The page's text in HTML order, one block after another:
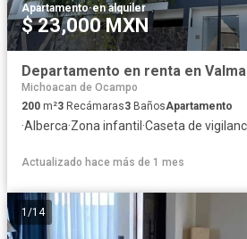
Apartamento·en alquiler
$ 23,000 MXN
Departamento en renta en
Michoacan de Ocampo
200 m²3 Recámaras3 BañosApartamento
·Alberca·Zona infantil ·Caseta de
Actualizado hace más de 1 mes
1 /14